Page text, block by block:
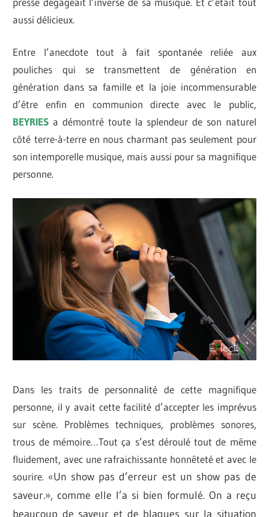
aussi délicieux.
Entre l’anecdote tout à fait spontanée reliée aux
pouliches qui se transmettent de génération en
génération dans sa famille et la joie incommensurable
d’être enfin en communion directe avec le public,
BEYRIES a démontré toute la splendeur de son naturel
côté terre-à-terre en nous charmant pas seulement pour
son intemporelle musique, mais aussi pour sa magnifique
personne.
Dans les traits de personnalité de cette magnifique
personne, il y avait cette facilité d’accepter les imprévus
sur scène. Problèmes techniques, problèmes sonores,
trous de mémoire…Tout ça s’est déroulé tout de même
fluidement, avec une rafraichissante honnêteté et avec le
sourire. «Un show pas d’erreur est un show pas de
saveur.», comme elle l’a si bien formulé. On a reçu
beaucoup de saveur et de blagues sur la situation